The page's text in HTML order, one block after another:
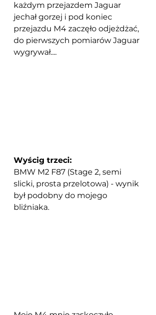
każdym przejazdem Jaguar
jechał gorzej i pod koniec
przejazdu M4 zaczęło odjeżdżać,
do pierwszych pomiarów Jaguar
wygrywał....
Wyścig trzeci:
BMW M2 F87 (Stage 2, semi
slicki, prosta przelotowa) - wynik
był podobny do mojego
bliźniaka.